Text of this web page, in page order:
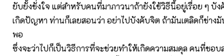
ยับยั้งชั่งใจ แต่สำหรับคนที่มาภาวนาถ้ายังใช้วิธีนี้อยู่เรื่อย ๆ บั
เกิดปัญหา ท่านก็เลยสอนว่า อย่าไปบังคับจิต ถ้ามันเตลิดก็ช่าง
พอ
ซึ่งจะว่าไปก็เป็นวิธีการที่จะช่วยทำให้เกิดความสมดุล คนที่ชอ